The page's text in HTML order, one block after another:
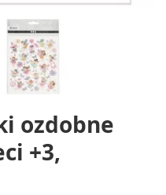
ozdobne
+3,